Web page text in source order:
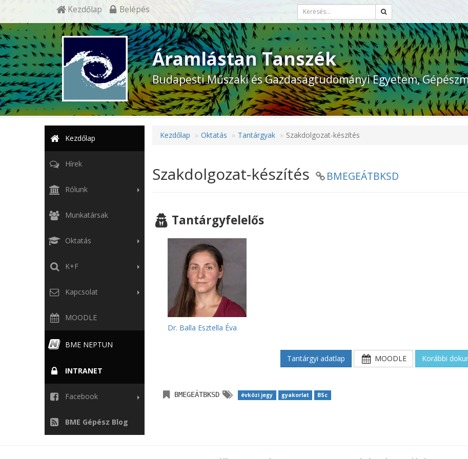
Kezdőlap Belépés
Áramlástan Tanszék
Budapesti Műszaki és Gazdaságtudományi Egyetem,
Kezdőlap
Hírek
Rólunk
Munkatársak
Oktatás
K+F
Kapcsolat
MOODLE
BME NEPTUN
INTRANET
Facebook
BME Gépész Blog
Kezdőlap Oktatás Tantárgyak Szakdolgozat-készítés
Szakdolgozat-készítés BMEGEÁTBKSD
Tantárgyfelelős
Dr. Balla Esztella Éva
Tantárgyi adatlap MOODLE Korábbi
BMEGEÁTBKSD évközi jegy gyakorlat BSc